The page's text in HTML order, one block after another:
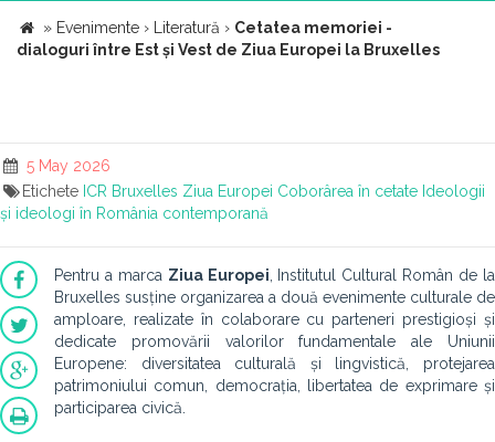
» Evenimente › Literatură › Cetatea memoriei -
dialoguri între Est și Vest de Ziua Europei la Bruxelles
5 May 2026
Etichete ICR Bruxelles Ziua Europei Coborârea în cetate Ideologii
și ideologi în România contemporană
Pentru a marca Ziua Europei , Institutul Cultural Român de la
Bruxelles susține organizarea a două evenimente culturale de
amploare, realizate în colaborare cu parteneri prestigioși și
dedicate promovării valorilor fundamentale ale Uniunii
Europene: diversitatea culturală și lingvistică, protejarea
patrimoniului comun, democrația, libertatea de exprimare și
participarea civică.